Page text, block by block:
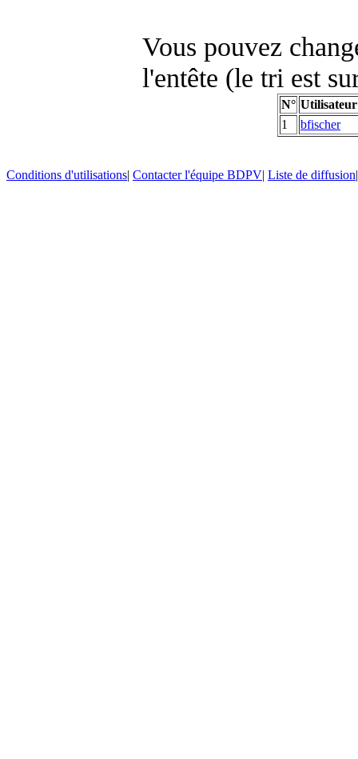
Vous pouvez
l'entête (le tri est
N° Utilisateur
1
bfischer
Conditions d'utilisations| Contacter l'équipe BDPV| Liste de diffusion